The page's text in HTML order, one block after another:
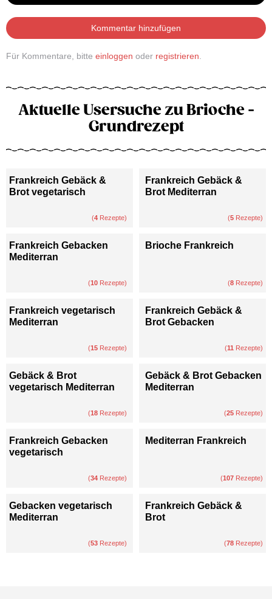
Kommentar hinzufügen
Für Kommentare, bitte einloggen oder registrieren
Aktuelle Usersuche zu Brioche -
Grundrezept
Frankreich Gebäck &
Brot vegetarisch
(4 Rezepte)
Frankreich Gebäck &
Brot Mediterran
(5 Rezepte)
Frankreich Gebacken
Mediterran
(10 Rezepte)
Brioche Frankreich
(8 Rezepte)
Frankreich vegetarisch
Mediterran
(15 Rezepte)
Frankreich Gebäck &
Brot Gebacken
(11 Rezepte)
Gebäck & Brot
vegetarisch Mediterran
(18 Rezepte)
Gebäck & Brot Gebacken
Mediterran
(25 Rezepte)
Frankreich Gebacken
vegetarisch
(34 Rezepte)
Mediterran Frankreich
(107 Rezepte)
Gebacken vegetarisch
Mediterran
(53 Rezepte)
Frankreich Gebäck &
Brot
(78 Rezepte)